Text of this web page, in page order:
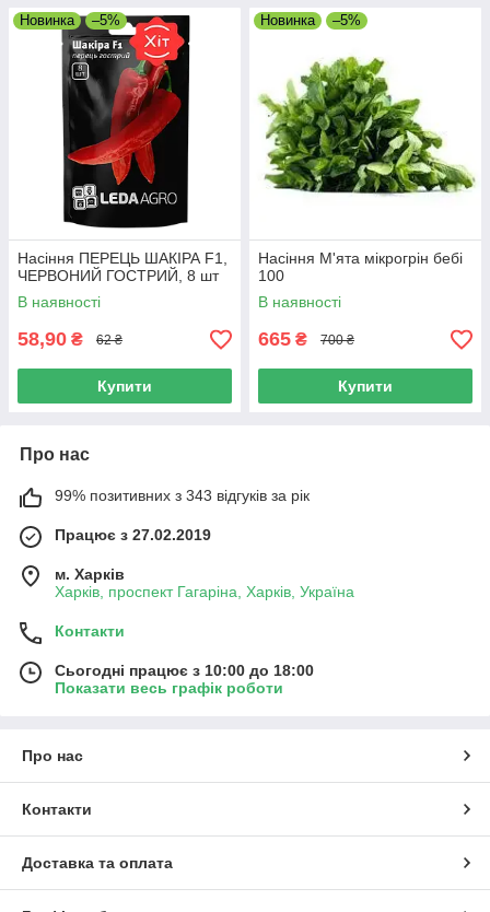
Новинка –5%
Насіння ПЕРЕЦЬ ШАКІРА F1,
ЧЕРВОНИЙ ГОСТРИЙ, 8 шт
В наявності
58,90 ₴ 62 ₴
Купити
Новинка –5%
Насіння М'ята мікрогрін бебі
100
В наявності
665 ₴ 700 ₴
Купити
Про нас
99% позитивних з 343 відгуків за рік
Працює з 27.02.2019
м. Харків
Харків, проспект Гагаріна, Харків, Україна
Контакти
Сьогодні працює з 10:00 до 18:00
Показати весь графік роботи
Про нас
Контакти
Доставка та оплата